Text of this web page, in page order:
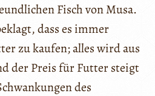
Fisch von Musa.
dass es immer
zu kaufen; alles wird aus
der Preis für Futter steigt
des